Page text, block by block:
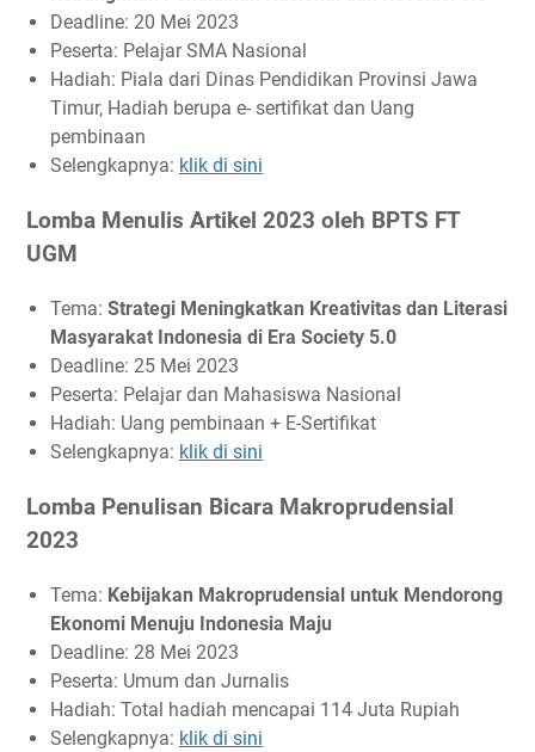
Deadline: 20 Mei 2023
Peserta: Pelajar SMA Nasional
Hadiah: Piala dari Dinas Pendidikan Provinsi Jawa
Timur, Hadiah berupa e- sertifikat dan Uang
pembinaan
Selengkapnya: klik di sini
Lomba Menulis Artikel 2023 oleh BPTS FT
UGM
Tema: Strategi Meningkatkan Kreativitas dan Literasi
Masyarakat Indonesia di Era Society 5.0
Deadline: 25 Mei 2023
Peserta: Pelajar dan Mahasiswa Nasional
Hadiah: Uang pembinaan + E-Sertifikat
Selengkapnya: klik di sini
Lomba Penulisan Bicara Makroprudensial
2023
Tema: Kebijakan Makroprudensial untuk Mendorong
Ekonomi Menuju Indonesia Maju
Deadline: 28 Mei 2023
Peserta: Umum dan Jurnalis
Hadiah: Total hadiah mencapai 114 Juta Rupiah
Selengkapnya: klik di sini